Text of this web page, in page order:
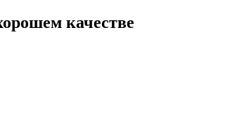
качестве